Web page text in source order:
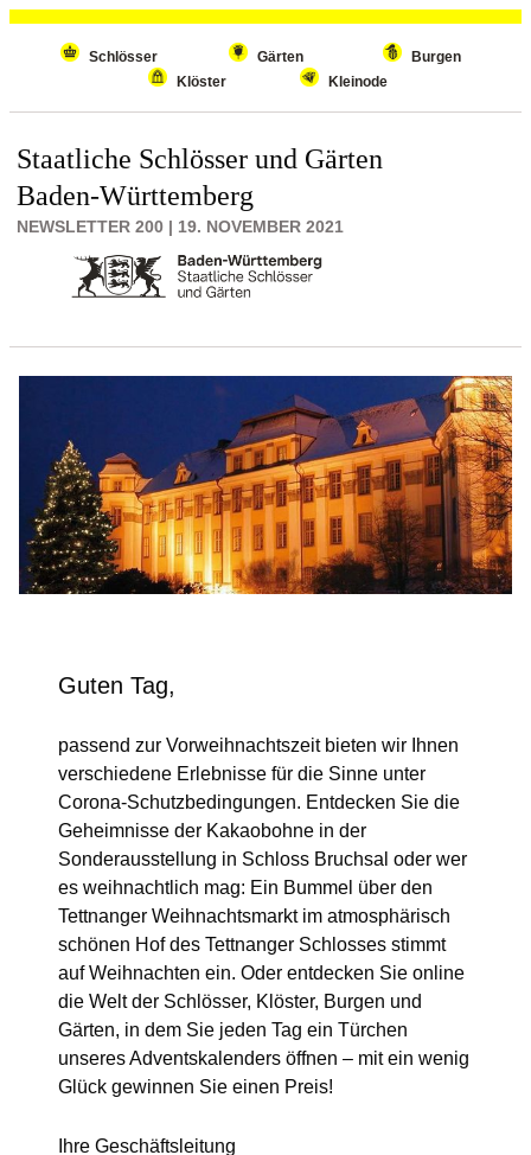
Wiederholenden Inhalt überspringen
Schlösser Gärten
Burgen
Klöster
Kleinode
Staatliche Schlösser und Gärten
Baden-Württemberg
NEWSLETTER 200 | 19. NOVEMBER 2021
Guten Tag,
passend zur Vorweihnachtszeit bieten wir Ihnen
verschiedene Erlebnisse für die Sinne unter
Corona-Schutzbedingungen. Entdecken Sie die
Geheimnisse der Kakaobohne in der
Sonderausstellung in Schloss Bruchsal oder wer
es weihnachtlich mag: Ein Bummel über den
Tettnanger Weihnachtsmarkt im atmosphärisch
schönen Hof des Tettnanger Schlosses stimmt
auf Weihnachten ein. Oder entdecken Sie online
die Welt der Schlösser, Klöster, Burgen und
Gärten, in dem Sie jeden Tag ein Türchen
unseres Adventskalenders öffnen – mit ein wenig
Glück gewinnen Sie einen Preis!
Ihre Geschäftsleitung